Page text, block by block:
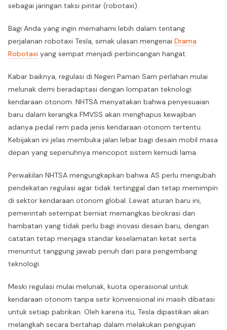
sebagai jaringan taksi pintar (robotaxi).
Bagi Anda yang ingin memahami lebih dalam tentang
perjalanan robotaxi Tesla, simak ulasan mengenai Drama
Robotaxi yang sempat menjadi perbincangan hangat.
Kabar baiknya, regulasi di Negeri Paman Sam perlahan mulai
melunak demi beradaptasi dengan lompatan teknologi
kendaraan otonom. NHTSA menyatakan bahwa penyesuaian
baru dalam kerangka FMVSS akan menghapus kewajiban
adanya pedal rem pada jenis kendaraan otonom tertentu.
Kebijakan ini jelas membuka jalan lebar bagi desain mobil masa
depan yang sepenuhnya mencopot sistem kemudi lama.
Perwakilan NHTSA mengungkapkan bahwa AS perlu mengubah
pendekatan regulasi agar tidak tertinggal dan tetap memimpin
di sektor kendaraan otonom global. Lewat aturan baru ini,
pemerintah setempat berniat memangkas birokrasi dan
hambatan yang tidak perlu bagi inovasi desain baru, dengan
catatan tetap menjaga standar keselamatan ketat serta
menuntut tanggung jawab penuh dari para pengembang
teknologi.
Meski regulasi mulai melunak, kuota operasional untuk
kendaraan otonom tanpa setir konvensional ini masih dibatasi
untuk setiap pabrikan. Oleh karena itu, Tesla dipastikan akan
melangkah secara bertahap dalam melakukan pengujian